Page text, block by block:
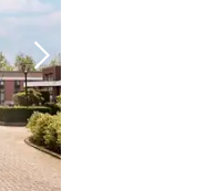
Nästa bild